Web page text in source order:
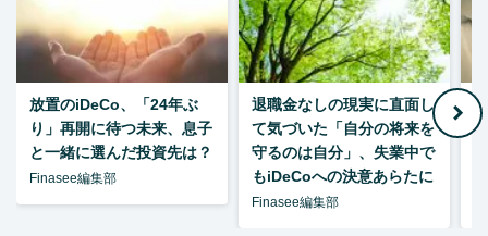
放置のiDeCo、「24年ぶ
り」再開に待つ未来、息子
と一緒に選んだ投資先は？
Finasee編集部
退職金なしの現実に直面し
て気づいた「自分の将来を
守るのは自分」、失業中で
もiDeCoへの決意あらたに
Finasee編集部